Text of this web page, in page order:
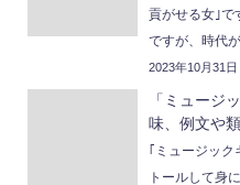
貢がせる女｣で
ですが、時代が
2023年10月31日
「ミュージ
味、例文や
｢ミュージッ
トールして身